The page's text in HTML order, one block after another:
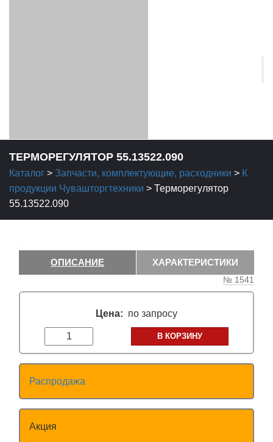
ТЕРМОРЕГУЛЯТОР 55.13522.090
Каталог > Запчасти, комплектующие, расходники > К
продукции Чувашторгтехники > Терморегулятор
55.13522.090
ОПИСАНИЕ ХАРАКТЕРИСТИКИ
№ 1541
Цена: по запросу
В КОРЗИНУ
Распродажа
Акция